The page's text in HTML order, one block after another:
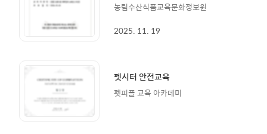
농림수산식품교육문화정보원
2025. 11. 19
펫시터 안전교육
펫피플 교육 아카데미